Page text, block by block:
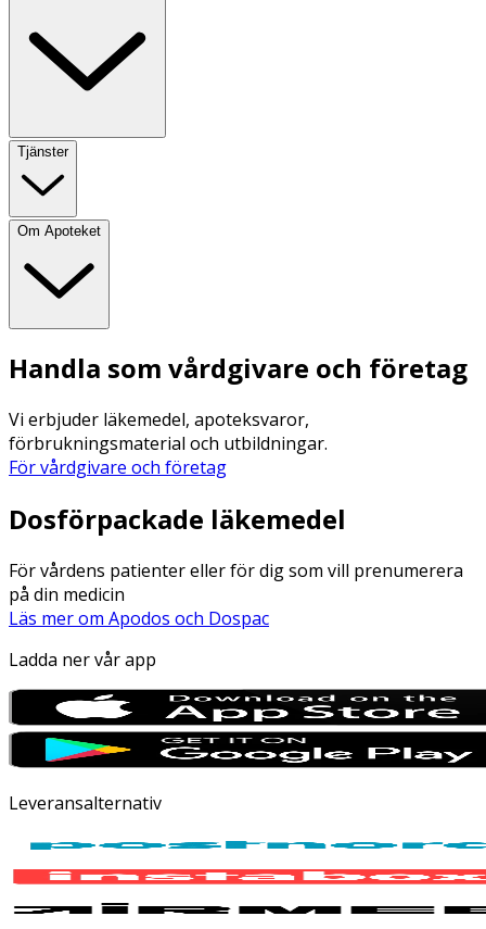
Tjänster
Om Apoteket
Handla som vårdgivare och företag
Vi erbjuder läkemedel, apoteksvaror,
förbrukningsmaterial och utbildningar.
För vårdgivare och företag
Dosförpackade läkemedel
För vårdens patienter eller för dig som vill prenumerera
på din medicin
Läs mer om Apodos och Dospac
Ladda ner vår app
Leveransalternativ